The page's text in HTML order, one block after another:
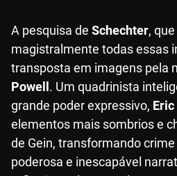
A pesquisa de Schechter,
magistralmente todas essas
transposta em imagens pela
Powell . Um quadrinista
grande poder expressivo, Eric
elementos mais sombrios e
de Gein, transformando
poderosa e inescapável